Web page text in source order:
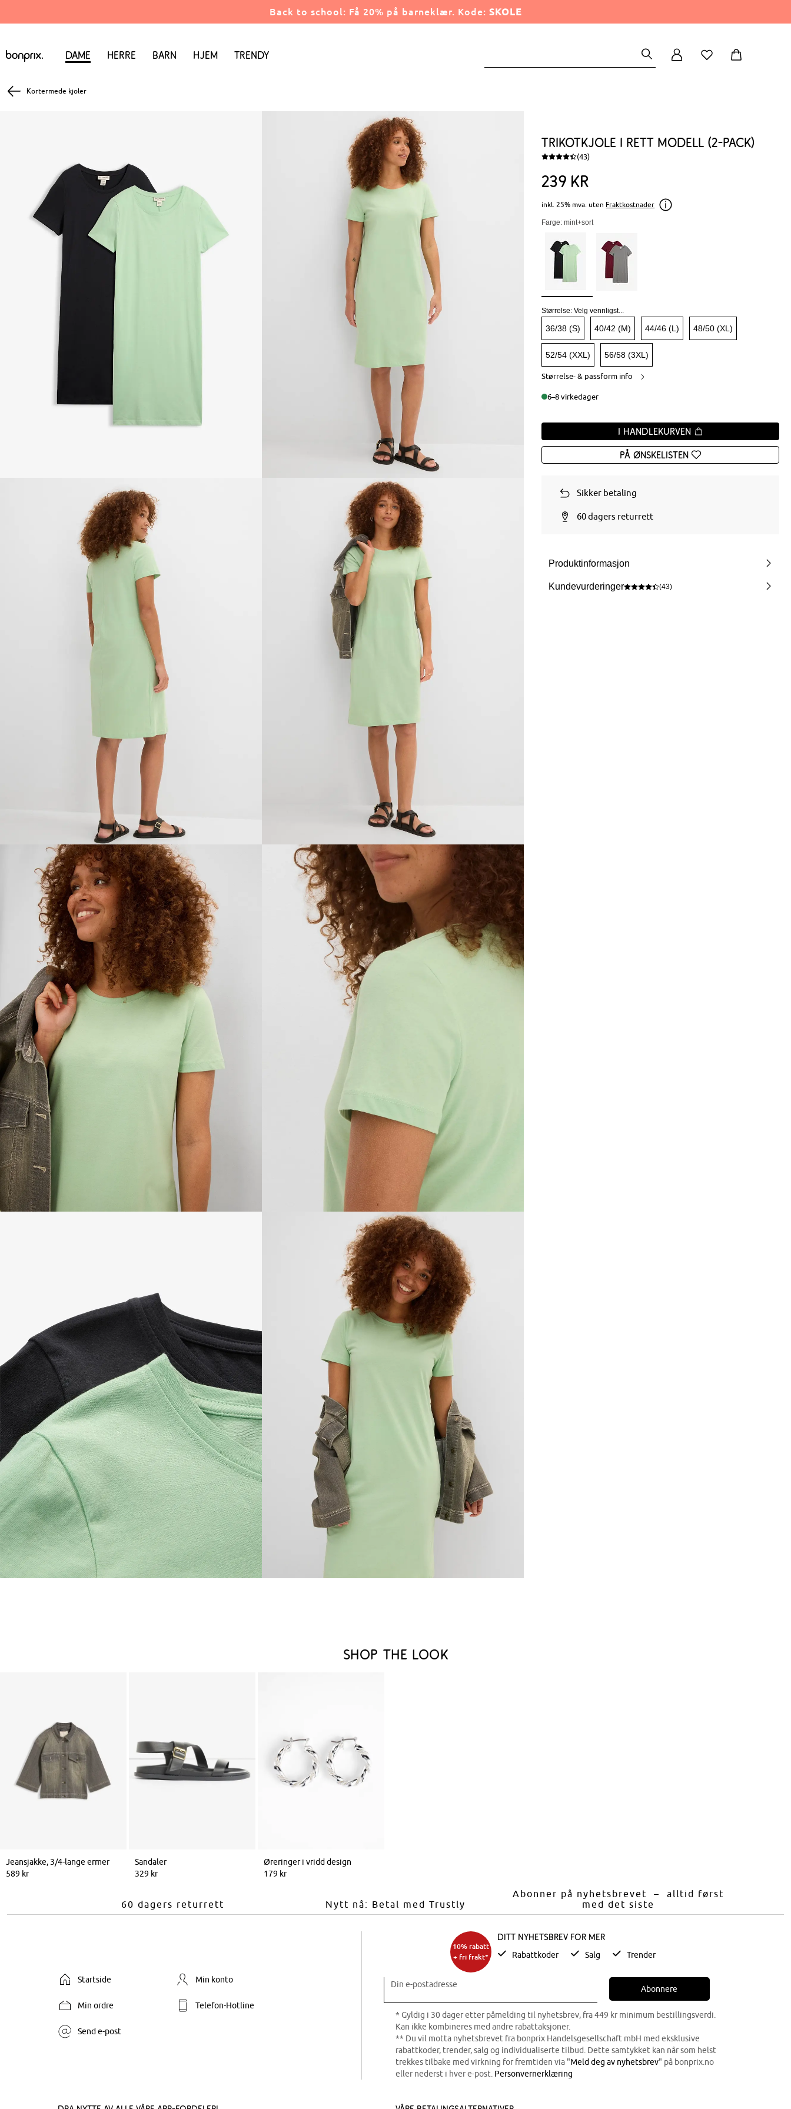
Back to school: Få 20% på barneklær. Kode: SKOLE
Dame Herre Barn Hjem Trendy
Kortermede kjoler
Trikotkjole i rett modell (2-pack)
(43)
239 kr
inkl. 25% mva. uten Fraktkostnader
Farge: mint+sort
Størrelse:Velg vennligst...
36/38 (S) 40/42 (M) 44/46 (L) 48/50 (XL)
52/54 (XXL) 56/58 (3XL)
Størrelse- & passform info
6–8 virkedager
I handlekurven
På ønskelisten
Sikker betaling
60 dagers returrett
Produktinformasjon
Kundevurderinger (43)
Shop the look
Jeansjakke, 3/4-lange ermer
589 kr
Sandaler
329 kr
Øreringer i vridd design
179 kr
60 dagers returrett Nytt nå: Betal med Trustly
Abonner på nyhetsbrevet – alltid først
med det siste
Startside Min konto
Min ordre Telefon-Hotline
Send e-post
10% rabatt
+ fri frakt*
Ditt nyhetsbrev for mer
Rabattkoder Salg Trender
Din e-postadresse Abonnere
* Gyldig i 30 dager etter påmelding til nyhetsbrev, fra 449 kr minimum bestillingsverdi.
Kan ikke kombineres med andre rabattaksjoner.
** Du vil motta nyhetsbrevet fra bonprix Handelsgesellschaft mbH med eksklusive
rabattkoder, trender, salg og individualiserte tilbud. Dette samtykket kan når som helst
trekkes tilbake med virkning for fremtiden via "Meld deg av nyhetsbrev" på bonprix.no
eller nederst i hver e-post. Personvernerklæring